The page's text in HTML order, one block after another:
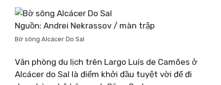
Nguồn: Andrei Nekrassov / màn trập
Bờ sông Alcácer Do Sal
Văn phòng du lịch trên Largo Luís de Camões ở
Alcácer do Sal là điểm khởi đầu tuyệt vời để đi